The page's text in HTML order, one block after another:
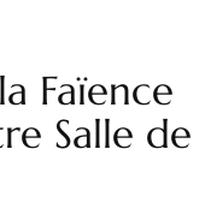
Faïence
Salle de